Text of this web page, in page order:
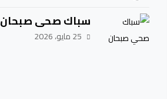
سباك صحي صبحان
25 مايو، 2026